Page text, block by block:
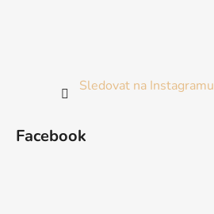
Sledovat na Instagramu
Facebook